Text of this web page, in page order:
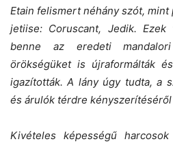
Etain felismert néhány szót, mint
jetiise: Coruscant, Jedik. Ezek
benne az eredeti
örökségüket is újraformálták
igazították. A lány úgy tudta, a
és árulók térdre
Kivételes képességű